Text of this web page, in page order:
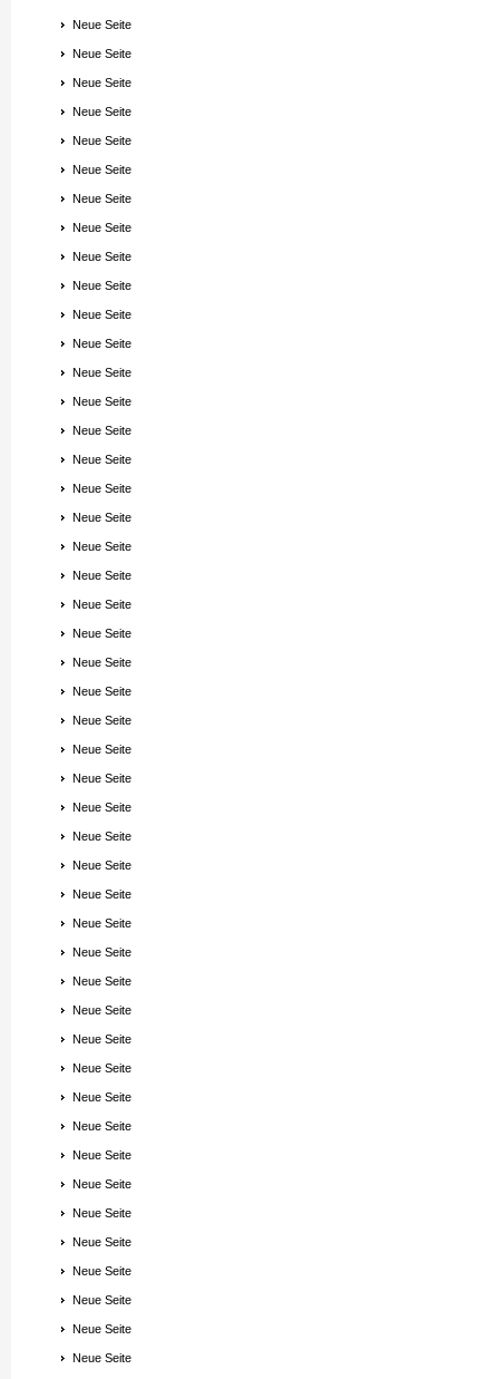
Neue Seite
Neue Seite
Neue Seite
Neue Seite
Neue Seite
Neue Seite
Neue Seite
Neue Seite
Neue Seite
Neue Seite
Neue Seite
Neue Seite
Neue Seite
Neue Seite
Neue Seite
Neue Seite
Neue Seite
Neue Seite
Neue Seite
Neue Seite
Neue Seite
Neue Seite
Neue Seite
Neue Seite
Neue Seite
Neue Seite
Neue Seite
Neue Seite
Neue Seite
Neue Seite
Neue Seite
Neue Seite
Neue Seite
Neue Seite
Neue Seite
Neue Seite
Neue Seite
Neue Seite
Neue Seite
Neue Seite
Neue Seite
Neue Seite
Neue Seite
Neue Seite
Neue Seite
Neue Seite
Neue Seite